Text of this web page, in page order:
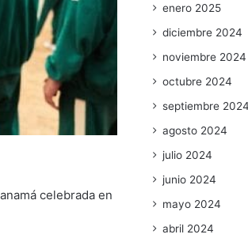
celebrada en
enero 2025
diciembre 2024
noviembre 2024
octubre 2024
septiembre 2024
agosto 2024
julio 2024
junio 2024
mayo 2024
abril 2024